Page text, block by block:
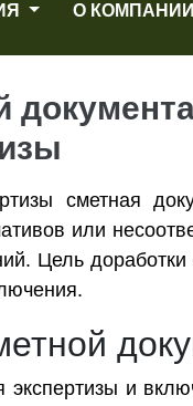
О КОМПАНИИ
сметная
или
Цель
и